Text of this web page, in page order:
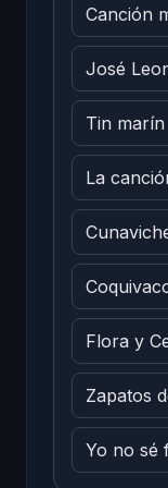
Canción
José
Tin marín
La
Flora y
Zapatos
Yo no sé